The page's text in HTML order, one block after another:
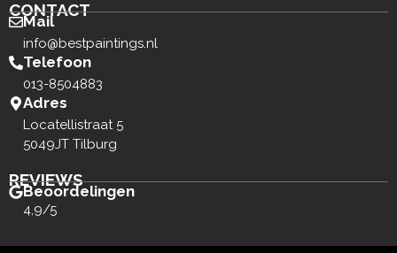
CONTACT
Mail
info@bestpaintings.nl
Telefoon
013-8504883
Adres
Locatellistraat 5
5049JT Tilburg
REVIEWS
Beoordelingen
4,9/5